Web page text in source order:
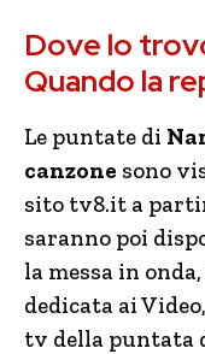
Dove lo
Quando la
Le puntate di
canzone sono
sito tv8.it a
saranno poi
la messa in
dedicata ai
tv della puntata